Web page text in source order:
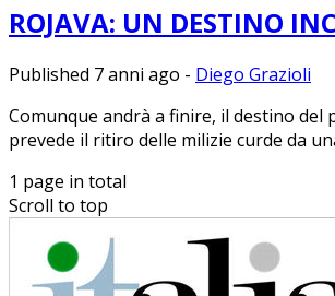
ROJAVA: UN DESTINO
Published 7 anni ago - Diego Grazioli
Comunque andrà a finire, il destino del
prevede il ritiro delle milizie curde da
1 page in total
Scroll to top